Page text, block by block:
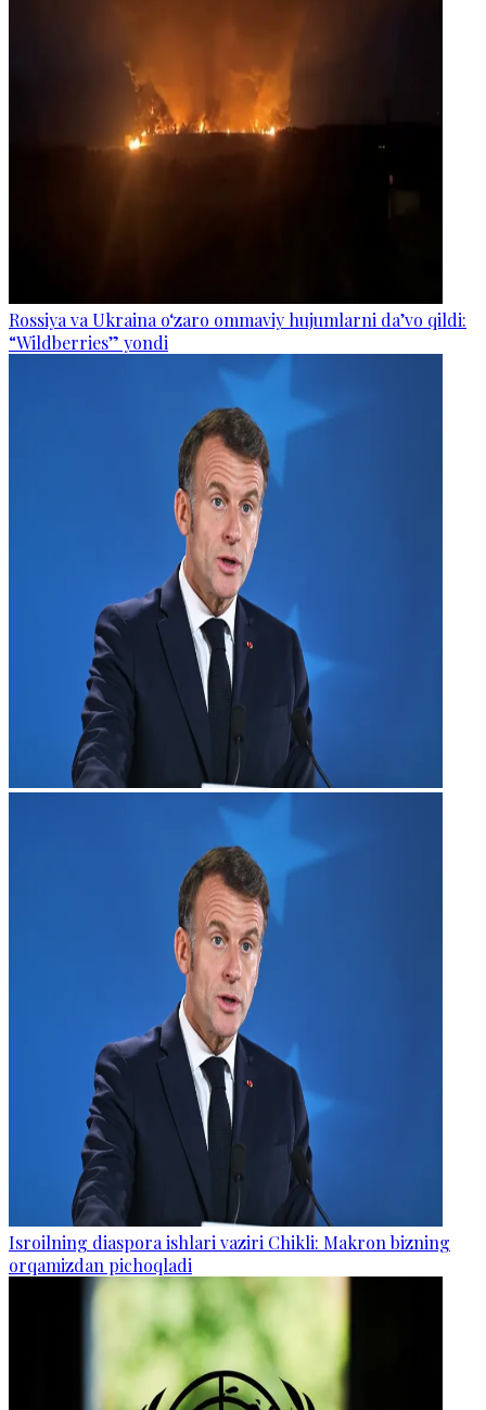
Rossiya va Ukraina o‘zaro ommaviy hujumlarni da’vo qildi:
“Wildberries” yondi
Isroilning diaspora ishlari vaziri Chikli: Makron bizning
orqamizdan pichoqladi